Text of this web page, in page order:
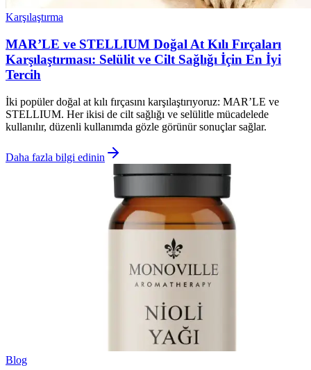
Karşılaştırma
MAR’LE ve STELLIUM Doğal At Kılı Fırçaları
Karşılaştırması: Selülit ve Cilt Sağlığı İçin En İyi
Tercih
İki popüler doğal at kılı fırçasını karşılaştırıyoruz: MAR’LE ve
STELLIUM. Her ikisi de cilt sağlığı ve selülitle mücadelede
kullanılır, düzenli kullanımda gözle görünür sonuçlar sağlar.
Daha fazla bilgi edinin
Blog